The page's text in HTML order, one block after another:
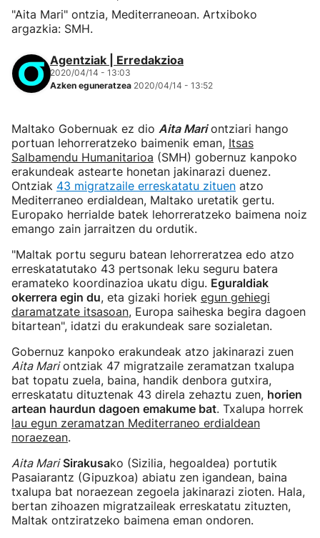
"Aita Mari" ontzia, Mediterraneoan. Artxiboko
argazkia: SMH.
Agentziak | Erredakzioa
2020/04/14 - 13:03
Azken eguneratzea 2020/04/14 - 13:52
Maltako Gobernuak ez dio Aita Mariontziari hango
portuan lehorreratzeko baimenik eman, Itsas
Salbamendu Humanitarioa (SMH) gobernuz kanpoko
erakundeak astearte honetan jakinarazi duenez.
Ontziak 43 migratzaile erreskatatu zituen atzo
Mediterraneo erdialdean, Maltako uretatik gertu.
Europako herrialde batek lehorreratzeko baimena noiz
emango zain jarraitzen du ordutik.
"Maltak portu seguru batean lehorreratzea edo atzo
erreskatatutako 43 pertsonak leku seguru batera
eramateko koordinazioa ukatu digu. Eguraldiak
okerrera egin du, eta gizaki horiek egun gehiegi
daramatzate itsasoan, Europa saiheska begira dagoen
bitartean", idatzi du erakundeak sare sozialetan.
Gobernuz kanpoko erakundeak atzo jakinarazi zuen
Aita Mariontziak 47 migratzaile zeramatzan txalupa
bat topatu zuela, baina, handik denbora gutxira,
erreskatatu dituztenak 43 direla zehaztu zuen, horien
artean haurdun dagoen emakume bat. Txalupa horrek
lau egun zeramatzan Mediterraneo erdialdean
noraezean.
Aita Mari Sirakusako (Sizilia, hegoaldea) portutik
Pasaiarantz (Gipuzkoa) abiatu zen igandean, baina
txalupa bat noraezean zegoela jakinarazi zioten. Hala,
bertan zihoazen migratzaileak erreskatatu zituzten,
Maltak ontziratzeko baimena eman ondoren.